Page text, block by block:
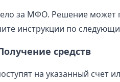
за МФО. Решение может
инструкции по
средств
на указанный счет